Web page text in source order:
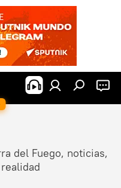
del Fuego, noticias,